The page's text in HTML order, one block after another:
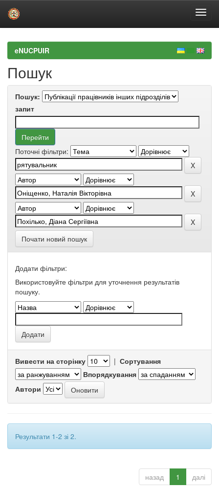
navigationeNUCPUIR
Пошук
Пошук:
запит
Поточні фільтри:
Почати новий пошук
Додати фільтри:
Використовуйте фільтри для уточнення результатів
пошуку.
Вивести на сторінку | Сортування
Впорядкування
Автори
Результати 1-2 зі 2.
назад 1 далі